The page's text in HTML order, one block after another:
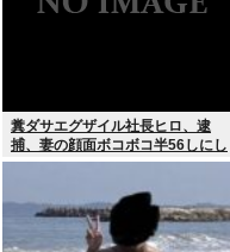
糞ダサエグザイル社長ヒロ、逮
捕、妻の顔面ボコボコ半56しにし
た。